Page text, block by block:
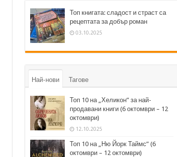
Топ книгата: сладост и страст са
рецептата за добър роман
03.10.2025
Най-нови Тагове
Топ 10 на „Хеликон” за най-
продавани книги (6 октомври – 12
октомври)
12.10.2025
Топ 10 на „Ню Йорк Таймс” (6
октомври – 12 октомври)